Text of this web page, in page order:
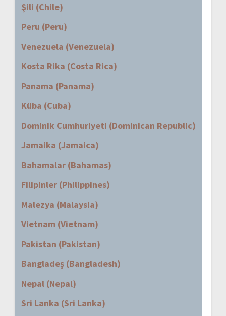
Şili (Chile)
Peru (Peru)
Venezuela (Venezuela)
Kosta Rika (Costa Rica)
Panama (Panama)
Küba (Cuba)
Dominik Cumhuriyeti (Dominican Republic)
Jamaika (Jamaica)
Bahamalar (Bahamas)
Filipinler (Philippines)
Malezya (Malaysia)
Vietnam (Vietnam)
Pakistan (Pakistan)
Bangladeş (Bangladesh)
Nepal (Nepal)
Sri Lanka (Sri Lanka)